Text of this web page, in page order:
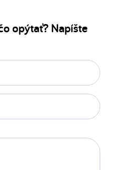
opýtať? Napíšte